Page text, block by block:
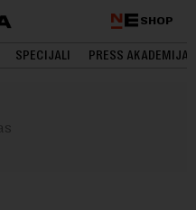
SHOP
SPECIJALI PRESS AKADEMIJA